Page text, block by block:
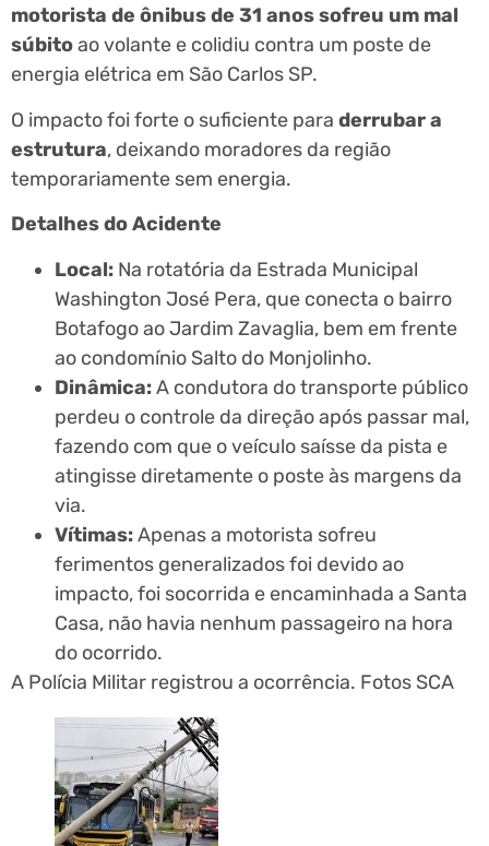
motorista de ônibus de 31 anos sofreu um mal
súbitoao volante e colidiu contra um poste de
energia elétrica em São Carlos SP.
O impacto foi forte o suficiente para derrubar a
estrutura, deixando moradores da região
temporariamente sem energia.
Detalhes do Acidente
Local: Na rotatória da Estrada Municipal
Washington José Pera, que conecta o bairro
Botafogo ao Jardim Zavaglia, bem em frente
ao condomínio Salto do Monjolinho.
Dinâmica:A condutora do transporte público
perdeu o controle da direção após passar mal,
fazendo com que o veículo saísse da pista e
atingisse diretamente o poste às margens da
via.
Vítimas:Apenas a motorista sofreu
ferimentos generalizados foi devido ao
impacto, foi socorrida e encaminhada a Santa
Casa, não havia nenhum passageiro na hora
do ocorrido.
A Polícia Militar registrou a ocorrência. Fotos SCA